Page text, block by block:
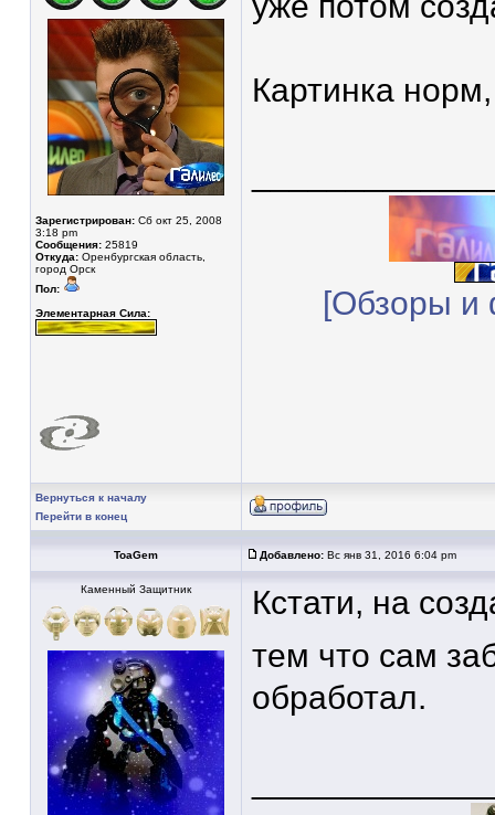
Зарегистрирован: Сб окт 25, 2008
3:18 pm
Сообщения: 25819
Откуда: Оренбургская область,
город Орск
Пол:
Элементарная Сила:
Картинка
[Обзоры и
Вернуться к началу
Перейти в конец
ToaGem Добавлено: Вс янв 31, 2016 6:04 pm
Каменный Защитник
Кстати, на
тем что сам
обработал.